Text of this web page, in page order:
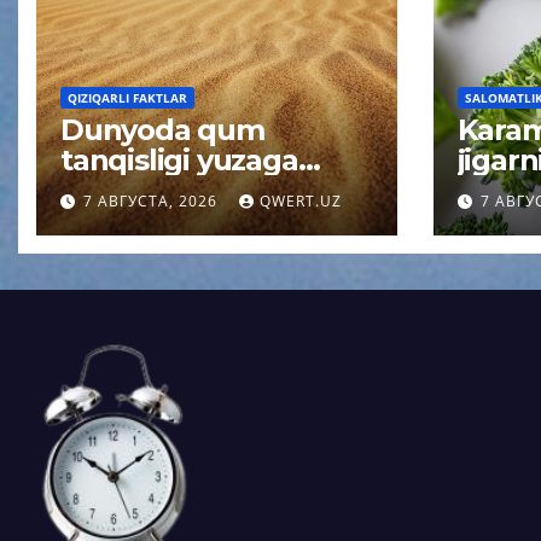
QIZIQARLI FAKTLAR
Dunyoda qum
tanqisligi yuzaga
keldi
7 АВГУСТА, 2026 QWERT.UZ 7